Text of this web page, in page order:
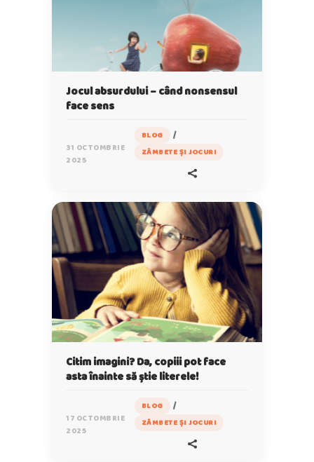
Jocul absurdului – când nonsensul
face sens
31 OCTOMBRIE
2025
BLOG /
ZÂMBETE ȘI JOCURI
Citim imagini? Da, copiii pot face
asta înainte să știe literele!
17 OCTOMBRIE
2025
BLOG /
ZÂMBETE ȘI JOCURI